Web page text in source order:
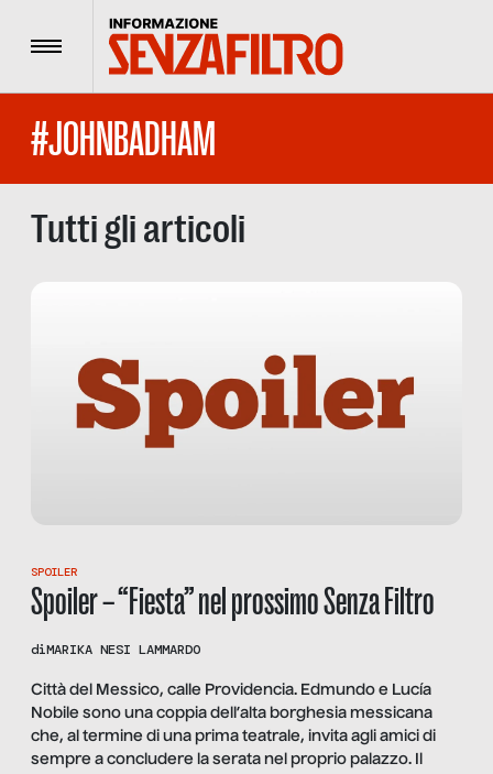
Menu
#JOHNBADHAM
Tutti gli articoli
SPOILER
Spoiler – “Fiesta” nel prossimo Senza Filtro
diMARIKA NESI LAMMARDO
Città del Messico, calle Providencia. Edmundo e Lucía
Nobile sono una coppia dell’alta borghesia messicana
che, al termine di una prima teatrale, invita agli amici di
sempre a concludere la serata nel proprio palazzo. Il